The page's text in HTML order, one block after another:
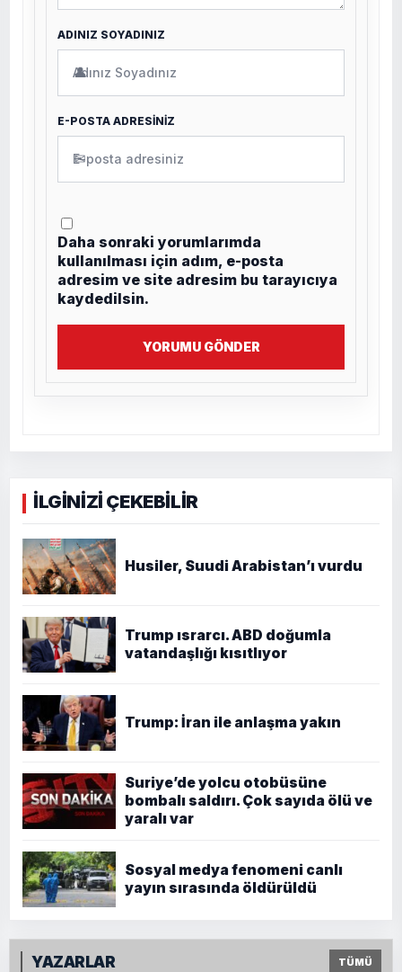
ADINIZ SOYADINIZ
👤
E-POSTA ADRESİNİZ
✉
Daha sonraki yorumlarımda
kullanılması için adım, e-posta
adresim ve site adresim bu tarayıcıya
kaydedilsin.
YORUMU GÖNDER
İLGİNİZİ ÇEKEBİLİR
Husiler, Suudi Arabistan’ı vurdu
Trump ısrarcı. ABD doğumla
vatandaşlığı kısıtlıyor
Trump: İran ile anlaşma yakın
Suriye’de yolcu otobüsüne
bombalı saldırı. Çok sayıda ölü ve
yaralı var
Sosyal medya fenomeni canlı
yayın sırasında öldürüldü
YAZARLAR TÜMÜ